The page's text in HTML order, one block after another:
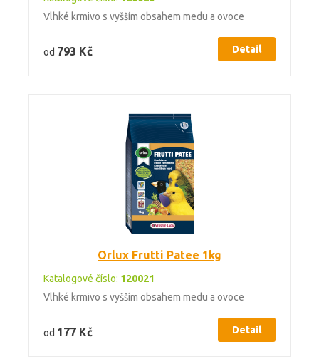
Vlhké krmivo s vyšším obsahem medu a ovoce
od 793 Kč Detail
Orlux Frutti Patee 1kg
Katalogové číslo: 120021
Vlhké krmivo s vyšším obsahem medu a ovoce
od 177 Kč Detail